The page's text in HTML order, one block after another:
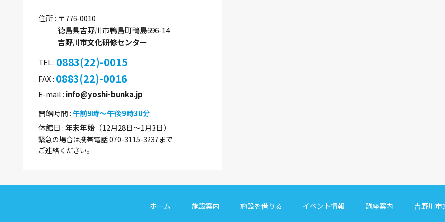
住所 〒776-0010
徳島県吉野川市鴨島町鴨島696-14
吉野川市文化研修センター
TEL 0883(22)-0015
FAX 0883(22)-0016
E-mail info@yoshi-bunka.jp
開館時間 午前9時～午後9時30分
休館日 年末年始 （12月28日～1月3日）
緊急の場合は携帯電話 070-3115-3237まで
ご連絡ください。
ホーム 施設案内 施設を借りる イベント情報 講座案内 吉野川市